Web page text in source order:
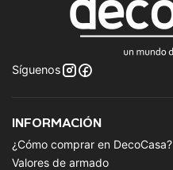
Síguenos
INFORMACIÓN
¿Cómo comprar en DecoCasa?
Valores de armado